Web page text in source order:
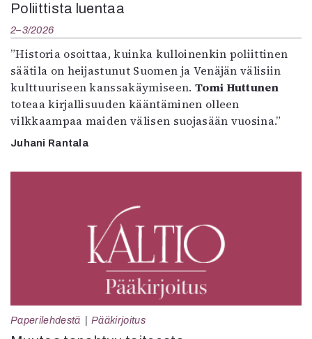
Poliittista luentaa
2–3/2026
”Historia osoittaa, kuinka kulloinenkin poliittinen
säätila on heijastunut Suomen ja Venäjän välisiin
kulttuuriseen kanssakäymiseen. Tomi Huttunen
toteaa kirjallisuuden kääntäminen olleen
vilkkaampaa maiden välisen suojasään vuosina.”
Juhani Rantala
Paperilehdestä Pääkirjoitus